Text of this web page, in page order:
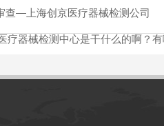
查—上海创京医疗器械检测公司
疗器械检测中心是干什么的啊？